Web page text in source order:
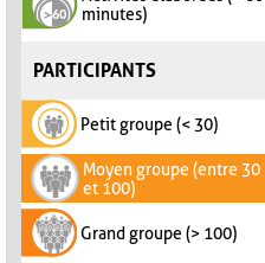
minutes)
PARTICIPANTS
Petit groupe (< 30)
Moyen groupe (entre 30
et 100)
Grand groupe (> 100)